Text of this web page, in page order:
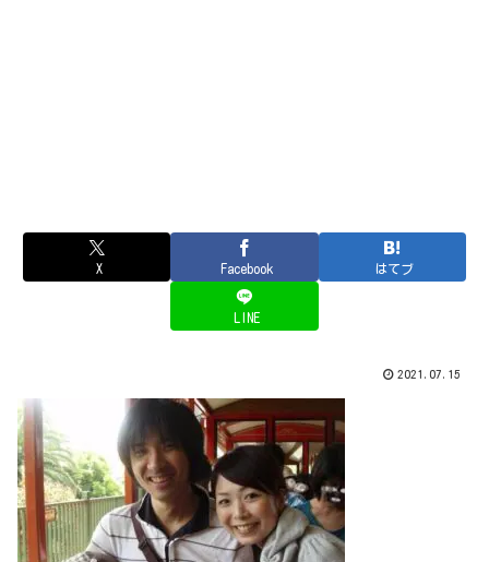
X Facebook はてブ
LINE
2021.07.15